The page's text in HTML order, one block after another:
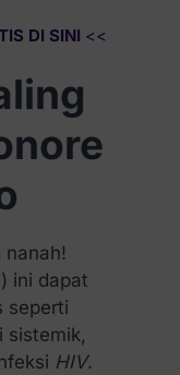
DI SINI <<
ini dapat
seperti
sistemik,
HIV.